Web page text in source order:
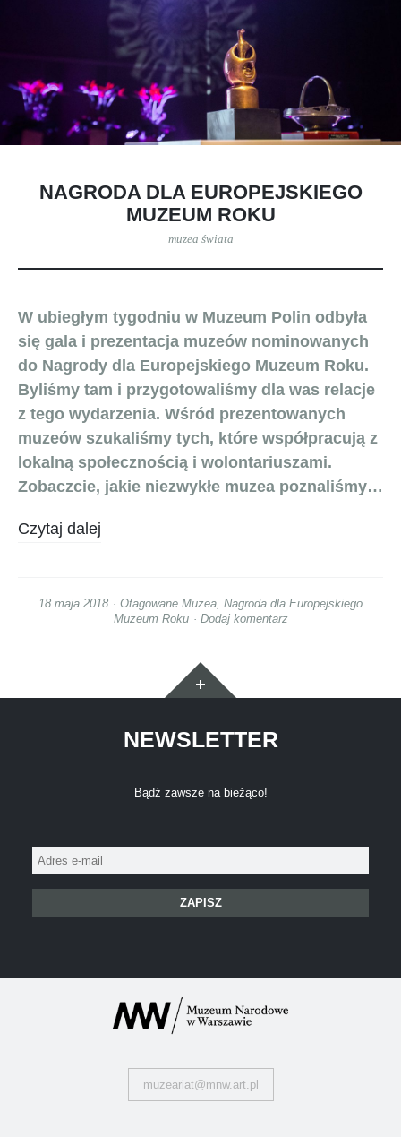
NAGRODA DLA EUROPEJSKIEGO
MUZEUM ROKU
muzea świata
W ubiegłym tygodniu w Muzeum Polin odbyła
się gala i prezentacja muzeów nominowanych
do Nagrody dla Europejskiego Muzeum Roku.
Byliśmy tam i przygotowaliśmy dla was relacje
z tego wydarzenia. Wśród prezentowanych
muzeów szukaliśmy tych, które współpracują z
lokalną społecznością i wolontariuszami.
Zobaczcie, jakie niezwykłe muzea poznaliśmy…
Czytaj dalej
18 maja 2018 Otagowane Muzea, Nagroda dla Europejskiego
Muzeum Roku
Dodaj komentarz
Widgety
NEWSLETTER
Bądź zawsze na bieżąco!
Adres
e-
muzeariat@mnw.art.pl